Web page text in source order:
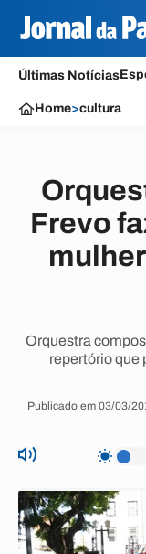
Últimas Notícias
Home>cultura
Frevo
Orquestra
repertório que
Publicado em 03/03/